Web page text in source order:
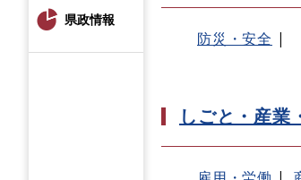
県政情報
防災・安全
しごと・産業